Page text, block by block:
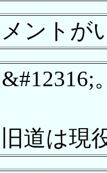
ントが
道は現